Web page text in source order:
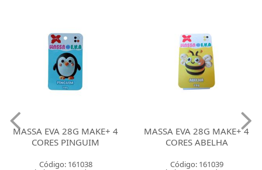
MASSA EVA 28G MAKE+ 4
CORES PINGUIM
Código: 161038
MASSA EVA 28G MAKE+ 4
CORES ABELHA
Código: 161039